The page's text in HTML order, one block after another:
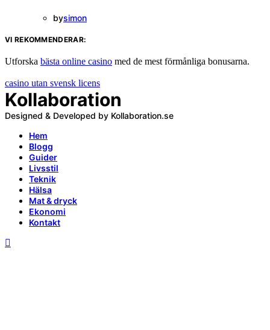
bysimon
VI REKOMMENDERAR:
Utforska bästa online casino med de mest förmånliga bonusarna.
casino utan svensk licens
Kollaboration
Designed & Developed by Kollaboration.se
Hem
Blogg
Guider
Livsstil
Teknik
Hälsa
Mat & dryck
Ekonomi
Kontakt